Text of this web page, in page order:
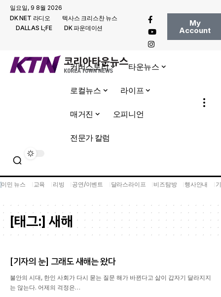
일요일, 9 8월 2026
DK NET 라디오
텍사스 크리스찬 뉴스
DALLAS L;FE
DK 파운데이션
My
Account
커버스토리 타운뉴스
로컬뉴스 라이프
매거진 오피니언
전문가 칼럼
이민 뉴스 교육 리빙 공연/이벤트 달라스라이프 비즈탐방 행사안내
[태그:]새해
[기자의 눈] 그래도 새해는 왔다
불안의 시대, 한인 사회가 다시 묻는 질문 해가 바뀐다고 삶이 갑자기 달라지지
는 않는다. 어제의 걱정은…